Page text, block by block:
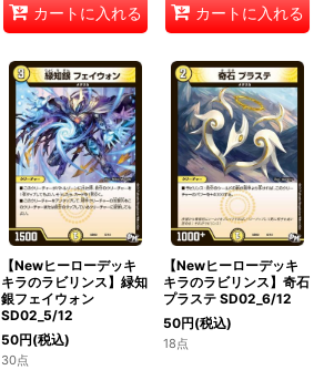
カートに入れる カートに入れる
【Newヒーローデッキ
キラのラビリンス】緑知
銀フェイウォン
SD02_5/12
50円(税込)
30点
【Newヒーローデッキ
キラのラビリンス】奇石
プラステ SD02_6/12
50円(税込)
18点